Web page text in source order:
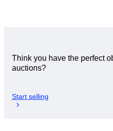
Think you have the perfect
auctions?
Start selling